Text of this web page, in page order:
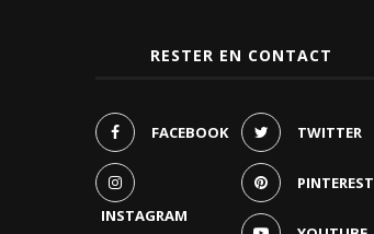
RESTER EN CONTACT
FACEBOOK TWITTER
INSTAGRAM
PINTEREST